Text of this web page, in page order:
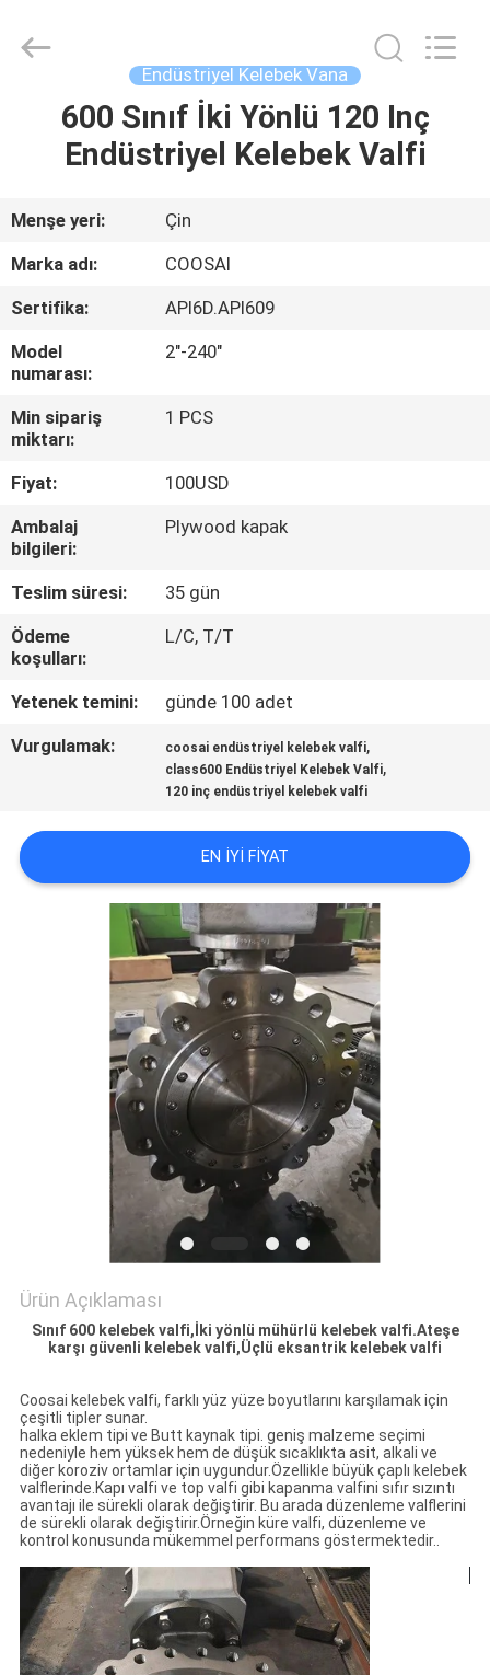
EVDE
BIZIM
HAKKIMIZDA
FABRIKA
TURU
KALITE
BIZIMLE
BIR
İSTE
SITE
HARITASI
PRIVACY
group.
Endüstriyel Kelebek Vana
600 Sınıf İki Yönlü 120 Inç
Endüstriyel Kelebek Valfi
Menşe yeri:
Çin
Marka adı:
COOSAI
Sertifika:
API6D.API609
Model
numarası:
2"-240"
Min sipariş
miktarı:
1 PCS
Fiyat:
100USD
Ambalaj
bilgileri:
Plywood kapak
Teslim süresi:
35 gün
Ödeme
koşulları:
L/C, T/T
Yetenek temini:
günde 100 adet
Vurgulamak:
coosai endüstriyel kelebek valfi,
class600 Endüstriyel Kelebek Valfi,
120 inç endüstriyel kelebek valfi
EN IYI FIYAT
Ürün Açıklaması
Sınıf 600 kelebek valfi,İki yönlü mühürlü kelebek valfi.Ateşe
karşı güvenli kelebek valfi,Üçlü eksantrik kelebek valfi
Coosai kelebek valfi, farklı yüz yüze boyutlarını karşılamak için
çeşitli tipler sunar.
halka eklem tipi ve Butt kaynak tipi. geniş malzeme seçimi
nedeniyle hem yüksek hem de düşük sıcaklıkta asit, alkali ve
diğer koroziv ortamlar için uygundur.Özellikle büyük çaplı kelebek
valflerinde.Kapı valfi ve top valfi gibi kapanma valfini sıfır sızıntı
avantajı ile sürekli olarak değiştirir. Bu arada düzenleme valflerini
de sürekli olarak değiştirir.Örneğin küre valfi, düzenleme ve
kontrol konusunda mükemmel performans göstermektedir..